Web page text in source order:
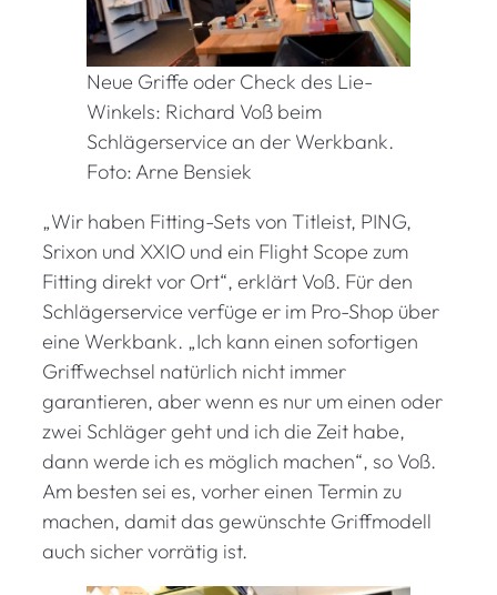
Neue Griffe oder Check des Lie-
Winkels: Richard Voß beim
Schlägerservice an der Werkbank.
Foto: Arne Bensiek
„Wir haben Fitting-Sets von Titleist, PING,
Srixon und XXIO und ein Flight Scope zum
Fitting direkt vor Ort“, erklärt Voß. Für den
Schlägerservice verfüge er im Pro-Shop über
eine Werkbank. „Ich kann einen sofortigen
Griffwechsel natürlich nicht immer
garantieren, aber wenn es nur um einen oder
zwei Schläger geht und ich die Zeit habe,
dann werde ich es möglich machen“, so Voß.
Am besten sei es, vorher einen Termin zu
machen, damit das gewünschte Griffmodell
auch sicher vorrätig ist.